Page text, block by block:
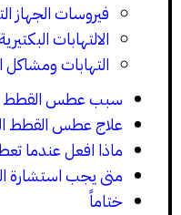
فيروسات الجهاز
الالتهابات
التهابات ومشاكل
سبب عطس القطط
علاج عطس القطط
ماذا افعل عندما
متى يجب استشارة
ختاماً